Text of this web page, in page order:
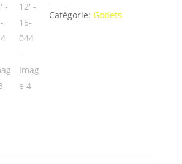
Catégorie:Godets